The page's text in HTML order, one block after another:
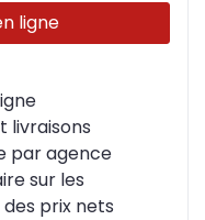
ligne
livraisons
par agence
sur les
prix nets